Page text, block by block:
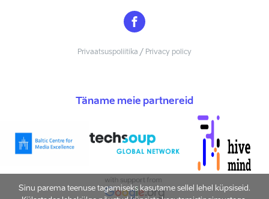
Privaatsuspoliitika / Privacy policy
Täname meie partnereid
Sinu parema teenuse tagamiseks kasutame sellel lehel küpsiseid.